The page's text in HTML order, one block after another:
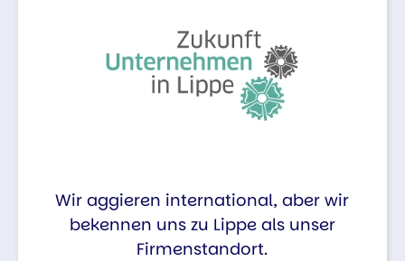
Wir aggieren international, aber wir
bekennen uns zu Lippe als unser
Firmenstandort.